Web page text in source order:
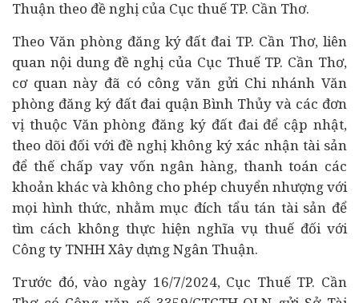
Thuận theo đề nghị của Cục thuế TP. Cần Thơ.
Theo Văn phòng đăng ký đất đai TP. Cần Thơ, liên
quan nội dung đề nghị của Cục Thuế TP. Cần Thơ,
cơ quan này đã có công văn gửi Chi nhánh Văn
phòng đăng ký đất đai quận Bình Thủy và các đơn
vị thuộc Văn phòng đăng ký đất đai để cập nhật,
theo dõi đối với đề nghị không ký xác nhận tài sản
để thế chấp vay vốnngân hàng, thanh toán các
khoản khác và không cho phép chuyển nhượng với
mọi hình thức, nhằm mục đích tẩu tán tài sản để
tìm cách không thực hiện nghĩa vụ thuế đối với
Công ty TNHH Xây dựng Ngân Thuận.
Trước đó, vào ngày 16/7/2024, Cục Thuế TP. Cần